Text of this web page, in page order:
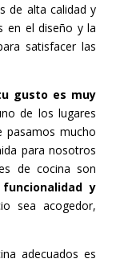
de alta calidad y
en el diseño y la
satisfacer las
gusto es muy
de los lugares
pasamos mucho
para nosotros
de cocina son
y
sea acogedor,
adecuados es